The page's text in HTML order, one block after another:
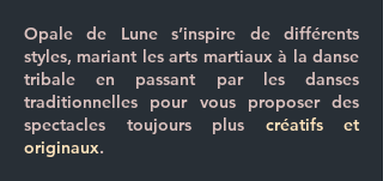
Opale de Lune s’inspire de différents
styles, mariant les arts martiaux à la danse
tribale en passant par les danses
traditionnelles pour vous proposer des
spectacles toujours plus
créatifs et
originaux.